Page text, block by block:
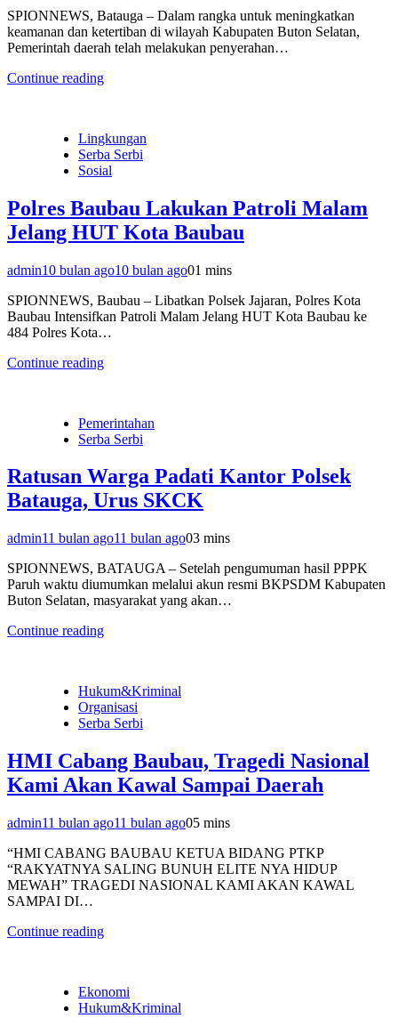
SPIONNEWS, Batauga – Dalam rangka untuk meningkatkan
keamanan dan ketertiban di wilayah Kabupaten Buton Selatan,
Pemerintah daerah telah melakukan penyerahan…
Continue reading
Lingkungan
Serba Serbi
Sosial
Polres Baubau Lakukan Patroli Malam
Jelang HUT Kota Baubau
admin10 bulan ago10 bulan ago01 mins
SPIONNEWS, Baubau – Libatkan Polsek Jajaran, Polres Kota
Baubau Intensifkan Patroli Malam Jelang HUT Kota Baubau ke
484 Polres Kota…
Continue reading
Pemerintahan
Serba Serbi
Ratusan Warga Padati Kantor Polsek
Batauga, Urus SKCK
admin11 bulan ago11 bulan ago03 mins
SPIONNEWS, BATAUGA – Setelah pengumuman hasil PPPK
Paruh waktu diumumkan melalui akun resmi BKPSDM Kabupaten
Buton Selatan, masyarakat yang akan…
Continue reading
Hukum&Kriminal
Organisasi
Serba Serbi
HMI Cabang Baubau, Tragedi Nasional
Kami Akan Kawal Sampai Daerah
admin11 bulan ago11 bulan ago05 mins
“HMI CABANG BAUBAU KETUA BIDANG PTKP
“RAKYATNYA SALING BUNUH ELITE NYA HIDUP
MEWAH” TRAGEDI NASIONAL KAMI AKAN KAWAL
SAMPAI DI…
Continue reading
Ekonomi
Hukum&Kriminal